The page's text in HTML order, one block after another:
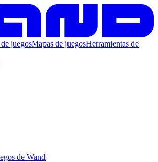
juegosMapas de juegosHerramientas de
de Wand